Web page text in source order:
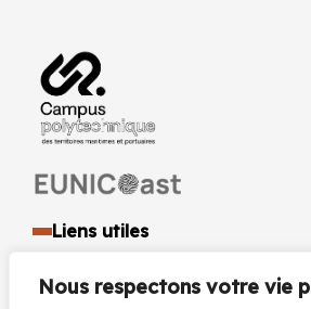
Nous respectons votre vie
Liens utiles
Espace presse et médias